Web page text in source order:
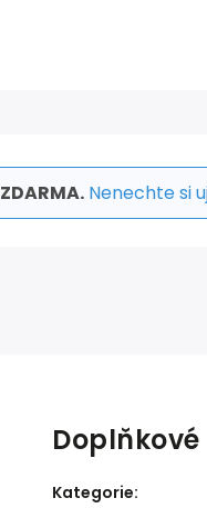
ZDARMA. Nenechte si
Kategorie: